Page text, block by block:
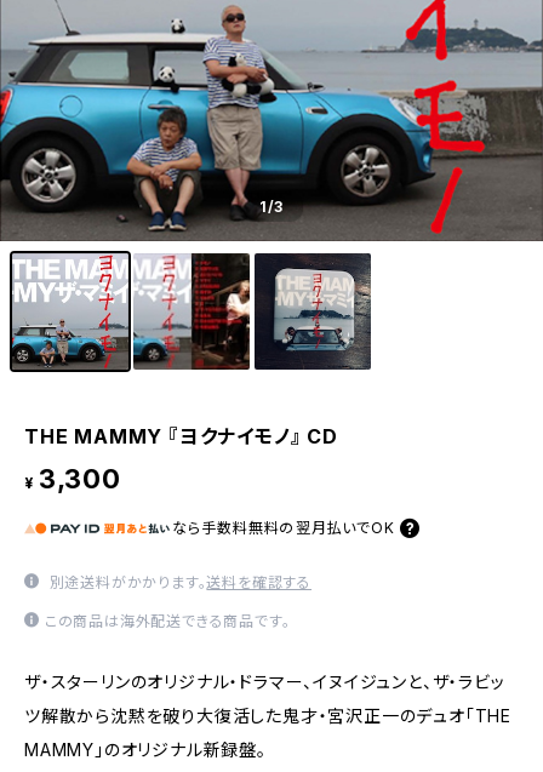
1/3
THE MAMMY 『ヨクナイモノ』 CD
¥ 3,300
なら 手数料無料の 翌月払いでOK
別途送料がかかります。送料を確認する
この商品は海外配送できる商品です。
ザ・スターリンのオリジナル・ドラマー、イヌイジュンと、ザ・ラビッ
ツ解散から沈黙を破り大復活した鬼才・宮沢正一のデュオ「THE
MAMMY」のオリジナル新録盤。